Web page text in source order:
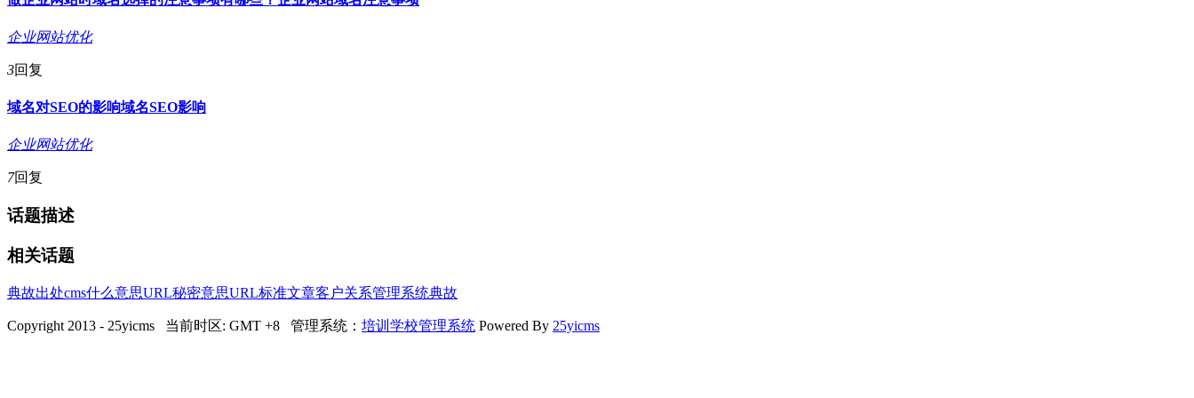
企业网站优化
3回复
域名对SEO的影响域名SEO影响
企业网站优化
7回复
话题描述
相关话题
典故出处cms什么意思URL秘密意思URL标准文章客户关系管理系统典故
Copyright 2013 - 25yicms 当前时区: GMT +8 管理系统： 培训学校管理系统 Powered By 25yicms